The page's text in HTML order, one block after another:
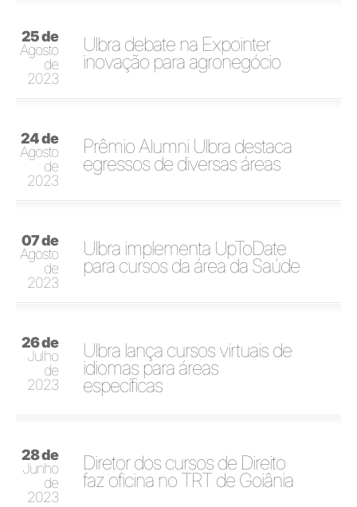
25 de
Agosto
de
2023
Ulbra debate na Expointer
inovação para agronegócio
24 de
Agosto
de
2023
Prêmio Alumni Ulbra destaca
egressos de diversas áreas
07 de
Agosto
de
2023
Ulbra implementa UpToDate
para cursos da área da Saúde
26 de
Julho
de
2023
Ulbra lança cursos virtuais de
idiomas para áreas
específicas
28 de
Junho
de
2023
Diretor dos cursos de Direito
faz oficina no TRT de Goiânia